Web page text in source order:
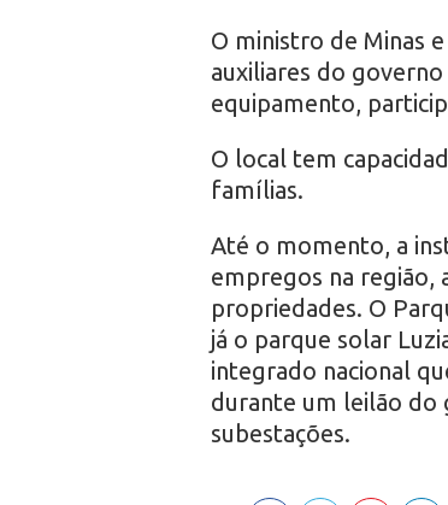
O ministro de Minas
auxiliares do
equipamento,
O local tem
famílias.
Até o momento, a
empregos na região,
propriedades. O
já o parque solar
integrado nacional
durante um leilão do
subestações.